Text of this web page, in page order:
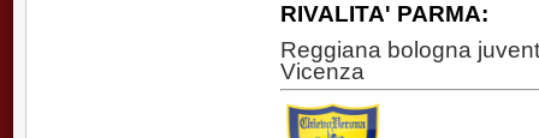
RIVALITA' PARMA:
Reggiana bologna
Vicenza